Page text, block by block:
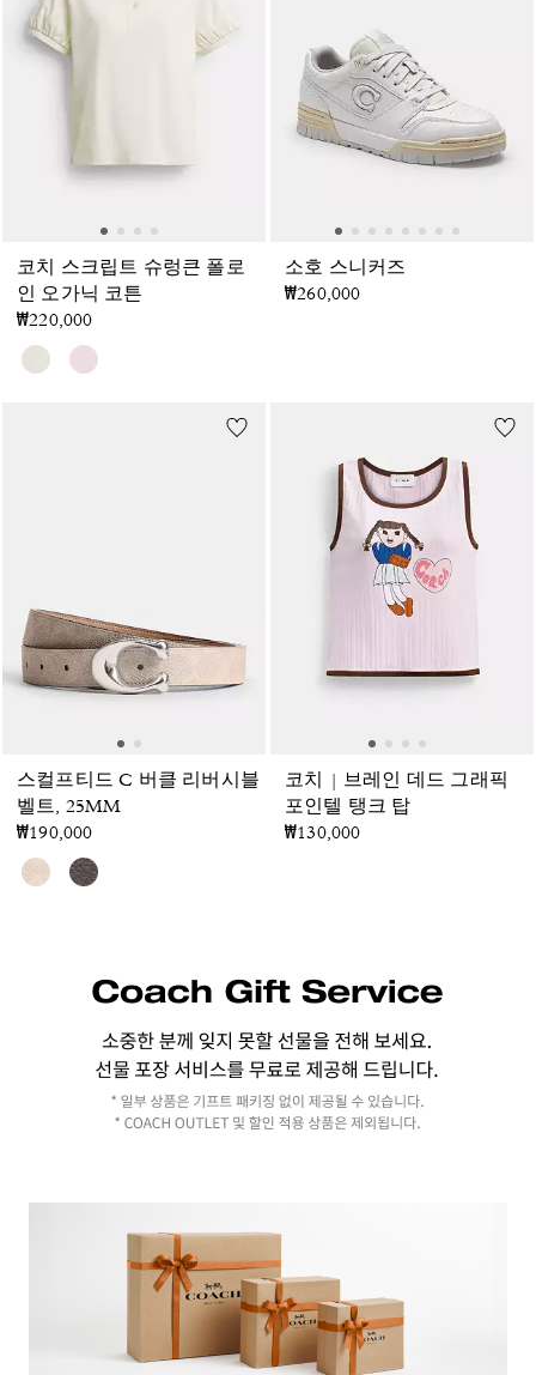
코치 스크립트 슈렁큰 폴로
인 오가닉 코튼
₩220,000
소호 스니커즈
₩260,000
스컬프티드 C 버클 리버시블
벨트, 25MM
₩190,000
코치 | 브레인 데드 그래픽
포인텔 탱크 탑
₩130,000